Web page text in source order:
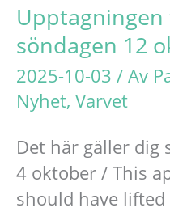
söndagen 12
2025-10-03 / Av
Nyhet, Varvet
Det här gäller dig
4 oktober / This
should have